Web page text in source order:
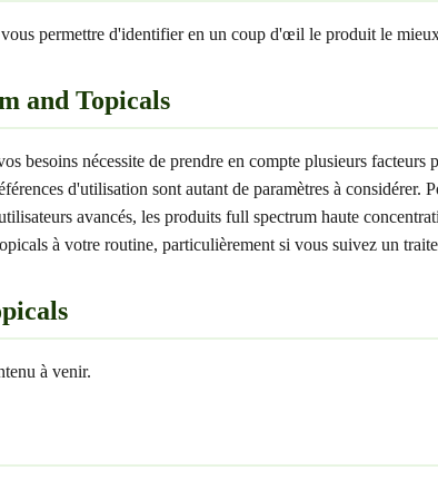
permettre d'identifier en un coup d'œil le produit le
and Topicals
besoins nécessite de prendre en compte plusieurs
d'utilisation sont autant de paramètres à
avancés, les produits full spectrum haute
à votre routine, particulièrement si vous suivez un
à venir.